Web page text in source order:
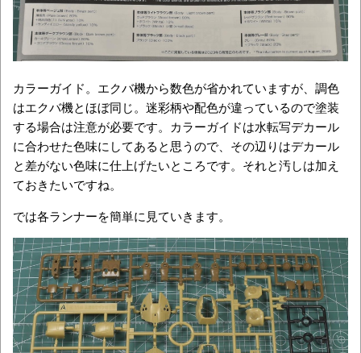
カラーガイド。エクバ機から数色が省かれていますが、調色
はエクバ機とほぼ同じ。迷彩柄や配色が違っているので塗装
する場合は注意が必要です。カラーガイドは水転写デカール
に合わせた色味にしてあると思うので、その辺りはデカール
と差がない色味に仕上げたいところです。それと汚しは加え
ておきたいですね。
では各ランナーを簡単に見ていきます。